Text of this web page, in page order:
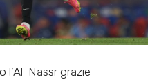
l’Al-Nassr grazie